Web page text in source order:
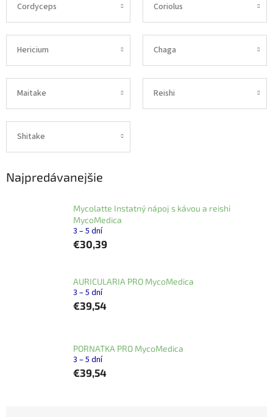
Cordyceps Coriolus
Hericium Chaga
Maitake Reishi
Shitake
Najpredávanejšie
Mycolatte Instatný nápoj s kávou a reishi
MycoMedica
3 – 5 dní
€30,39
AURICULARIA PRO MycoMedica
3 – 5 dní
€39,54
PORNATKA PRO MycoMedica
3 – 5 dní
€39,54